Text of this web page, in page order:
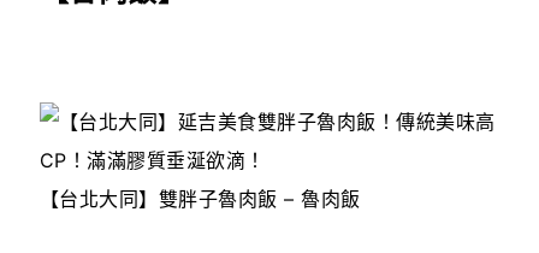
【台北大同】雙胖子魯肉飯 – 魯肉飯